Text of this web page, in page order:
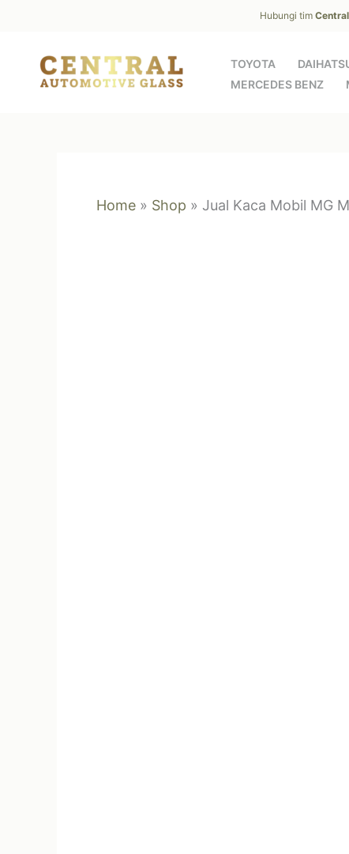
content
Hubungi tim
TOYOTA
MERCEDES BENZ
Home » Shop » Jual Kaca Mobil MG